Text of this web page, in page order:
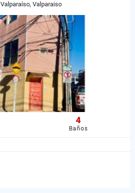
Valparaíso, Valparaiso
4
Baños